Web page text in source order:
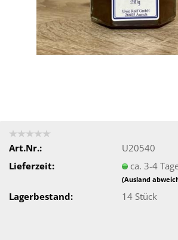
Art.Nr.:
U20540
Lieferzeit:
ca. 3-4
(Ausland
Lagerbestand: 14 Stück